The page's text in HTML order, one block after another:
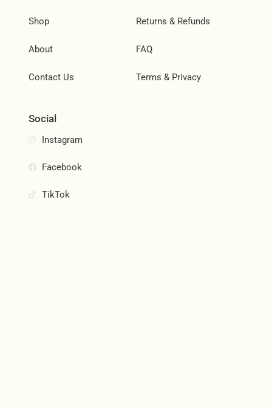
Shop
About
Contact Us
Returns & Refunds
FAQ
Terms & Privacy
Social
Instagram
Facebook
TikTok